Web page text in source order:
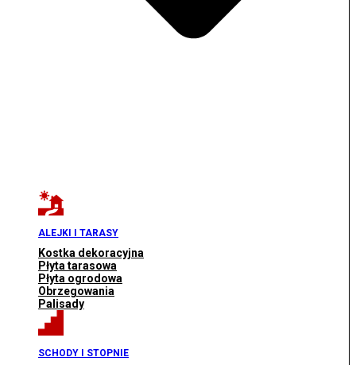
ALEJKI I TARASY
Kostka dekoracyjna
Płyta tarasowa
Płyta ogrodowa
Obrzegowania
Palisady
SCHODY I STOPNIE